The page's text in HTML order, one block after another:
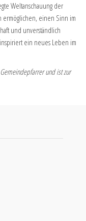
Weltanschauung der
ermöglichen, einen Sinn im
und unverständlich
ein neues Leben im
und ist zur